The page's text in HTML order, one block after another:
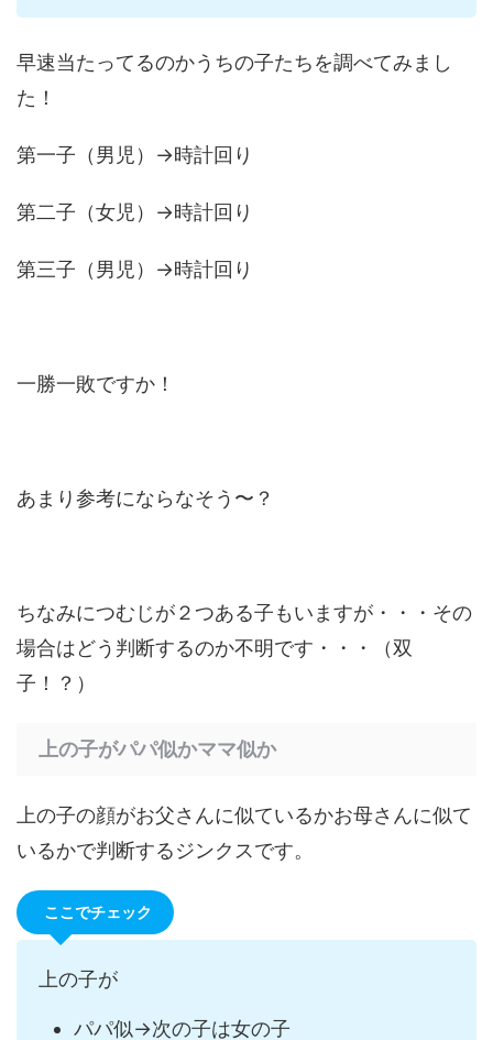
早速当たってるのかうちの子たちを調べてみまし
た！
第一子（男児）→時計回り
第二子（女児）→時計回り
第三子（男児）→時計回り
一勝一敗ですか！
あまり参考にならなそう〜？
ちなみにつむじが２つある子もいますが・・・その
場合はどう判断するのか不明です・・・（双
子！？）
上の子がパパ似かママ似か
上の子の顔がお父さんに似ているかお母さんに似て
いるかで判断するジンクスです。
ここでチェック
上の子が
パパ似→次の子は女の子